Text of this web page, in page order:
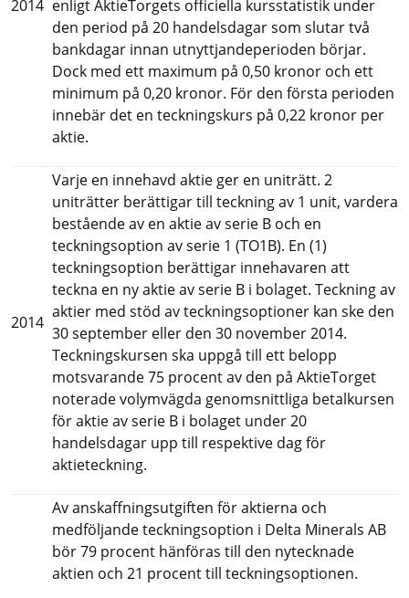
2014 enligt AktieTorgets officiella kursstatistik under
den period på 20 handelsdagar som slutar två
bankdagar innan utnyttjandeperioden börjar.
Dock med ett maximum på 0,50 kronor och ett
minimum på 0,20 kronor. För den första perioden
innebär det en teckningskurs på 0,22 kronor per
aktie.
2014
Varje en innehavd aktie ger en uniträtt. 2
uniträtter berättigar till teckning av 1 unit, vardera
bestående av en aktie av serie B och en
teckningsoption av serie 1 (TO1B). En (1)
teckningsoption berättigar innehavaren att
teckna en ny aktie av serie B i bolaget. Teckning av
aktier med stöd av teckningsoptioner kan ske den
30 september eller den 30 november 2014.
Teckningskursen ska uppgå till ett belopp
motsvarande 75 procent av den på AktieTorget
noterade volymvägda genomsnittliga betalkursen
för aktie av serie B i bolaget under 20
handelsdagar upp till respektive dag för
aktieteckning.
Av anskaffningsutgiften för aktierna och
medföljande teckningsoption i Delta Minerals AB
bör 79 procent hänföras till den nytecknade
aktien och 21 procent till teckningsoptionen.